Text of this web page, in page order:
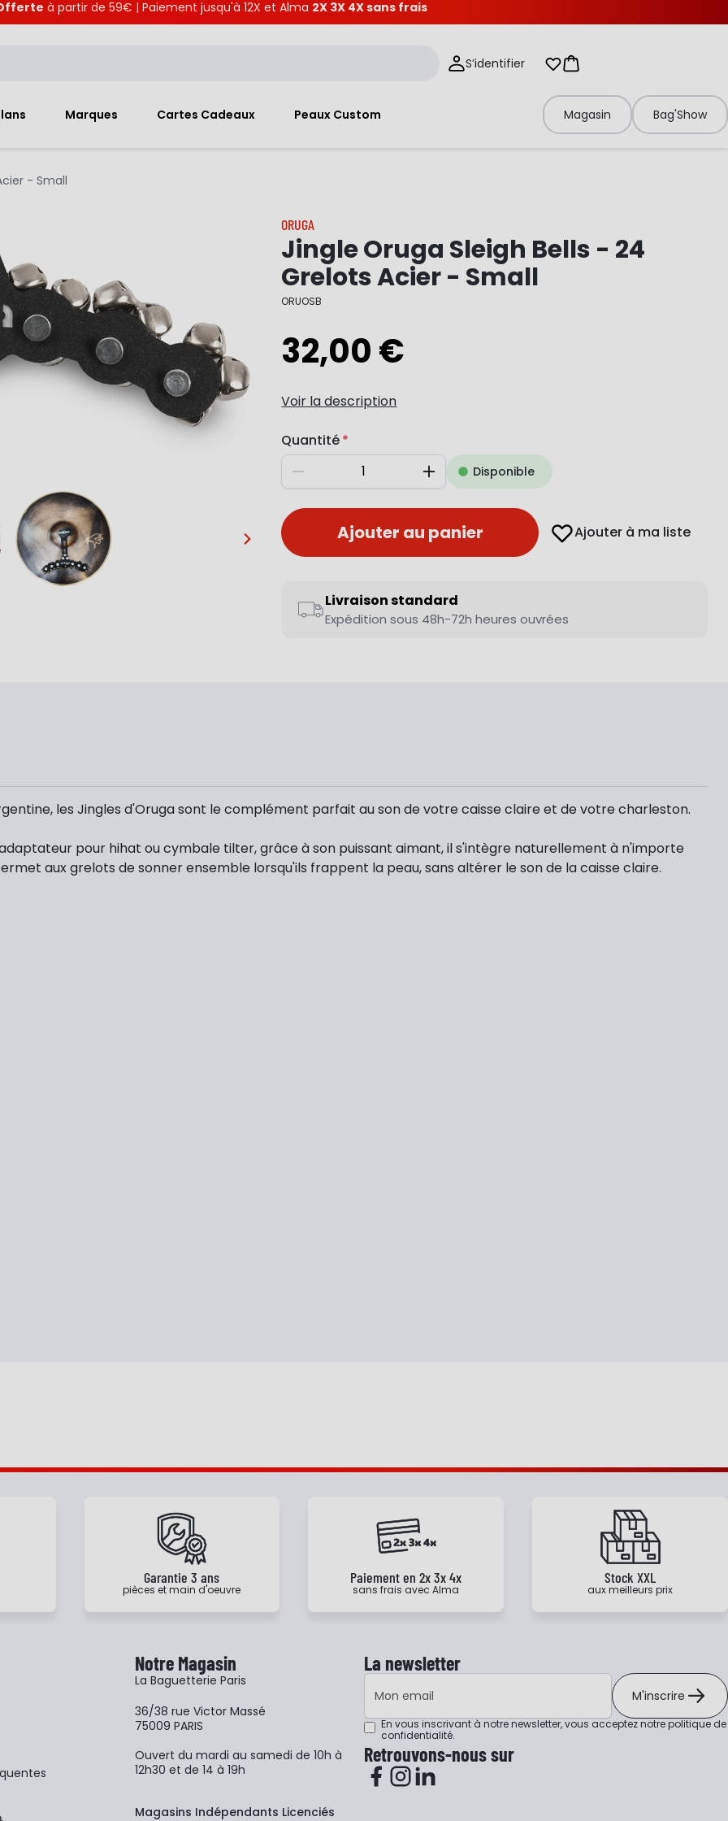
à partir de 59€ | Paiement jusqu'à 12X et Alma 2X 3X 4X sans frais
S’identifier Mes listes d'envies
Panier
Marques Cartes Cadeaux Peaux Custom Magasin Bag'Show
- Small
…
ORUGA
Jingle Oruga Sleigh Bells - 24
Grelots Acier - Small
ORUOSB
32,00 €
Voir la description
Quantité
Diminuer AugmenterDisponible
Ajouter au panier Ajouter à ma liste
Livraison standard
Expédition sous 48h-72h heures ouvrées
les Jingles d'Oruga sont le complément parfait au son de votre caisse claire et de votre charleston.
pour hihat ou cymbale tilter, grâce à son puissant aimant, il s'intègre naturellement à n'importe
aux grelots de sonner ensemble lorsqu'ils frappent la peau, sans altérer le son de la caisse claire.
Garantie 3 ans
pièces et main d'oeuvre
Paiement en 2x 3x 4x
sans frais avec Alma
Stock XXL
aux meilleurs prix
Notre Magasin
La Baguetterie Paris
36/38 rue Victor Massé
75009 PARIS
Ouvert du mardi au samedi de 10h à
12h30 et de 14 à 19h
Magasins Indépendants Licenciés
La newsletter
Adresse e-mail
M'inscrire
En vous inscrivant à notre newsletter, vous acceptez notrepolitique de
confidentialité.
Retrouvons-nous sur